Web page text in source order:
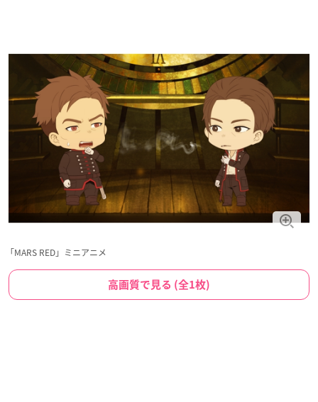
「MARS RED」ミニアニメ
高画質で見る (全1枚)